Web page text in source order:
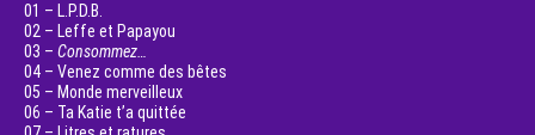
01 – L.P.D.B.
02 – Leffe et Papayou
03 – Consommez…
04 – Venez comme des bêtes
05 – Monde merveilleux
06 – Ta Katie t’a quittée